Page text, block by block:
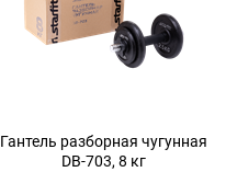
Гантель разборная чугунная
DB-703, 8 кг